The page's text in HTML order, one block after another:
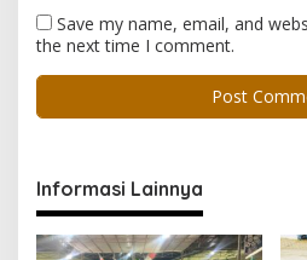
Save my name, email, and
the next time I comment.
Informasi Lainnya